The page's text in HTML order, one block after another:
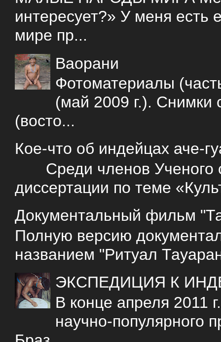
интересует?» У меня есть
мире пр...
Ваорани
Фотоматериалы
(май 2009 г.). Снимки
(восто...
Кое-что об индейцах аче-
Среди членов Ученого
диссертации по теме
Документальный фильм
Полную версию
названием "Ритуал
ЭКСПЕДИЦИЯ К
В конце апреля 2011
научно-популярного